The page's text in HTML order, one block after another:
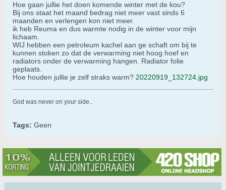
Hoe gaan jullie het doen komende winter met de kou?
Bij ons staat het maand bedrag niet meer vast sinds 6
maanden en verlengen kon niet meer.
ik heb Reuma en dus warmte nodig in de winter voor mijn
lichaam.
WIJ hebben een petroleum kachel aan ge schaft om bij te
kunnen stoken zo dat de verwarming niet hoog hoef en
radiators onder de verwarming hangen. Radiator folie
geplaats.
Hoe houden jullie je zelf straks warm? 20220919_132724.jpg
God was never on your side..
Tags: Geen